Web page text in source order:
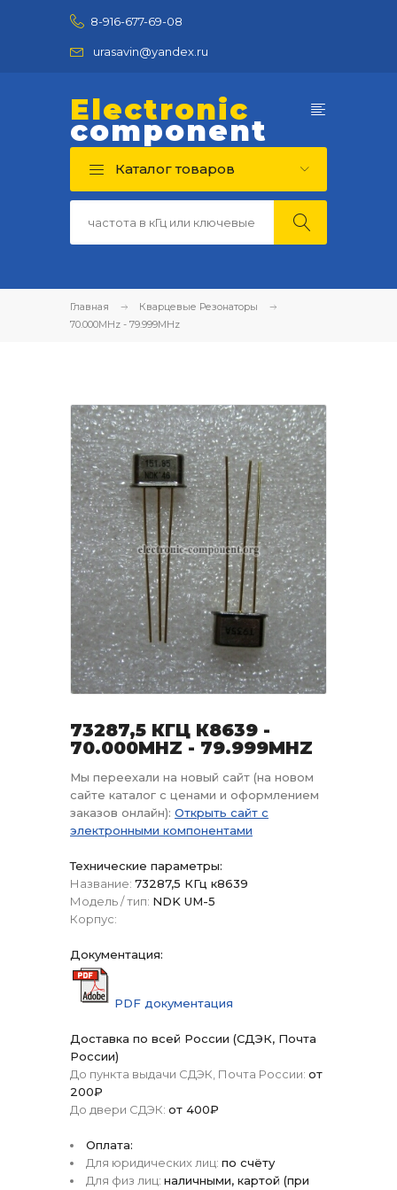
8-916-677-69-08
urasavin@yandex.ru
Electronic
component
Каталог товаров
Главная
Кварцевые Резонаторы
70.000MHz - 79.999MHz
73287,5 КГЦ К8639 -
70.000MHZ - 79.999MHZ
Мы переехали на новый сайт (на новом
сайте каталог с ценами и оформлением
заказов онлайн): Открыть сайт с
электронными компонентами
Технические параметры:
Название: 73287,5 КГц к8639
Модель / тип: NDK UM-5
Корпус:
Документация:
PDF документация
Доставка по всей России (СДЭК, Почта
России)
До пункта выдачи СДЭК, Почта России: от
200₽
До двери СДЭК: от 400₽
Оплата:
Для юридических лиц: по счёту
Для физ лиц: наличными, картой (при